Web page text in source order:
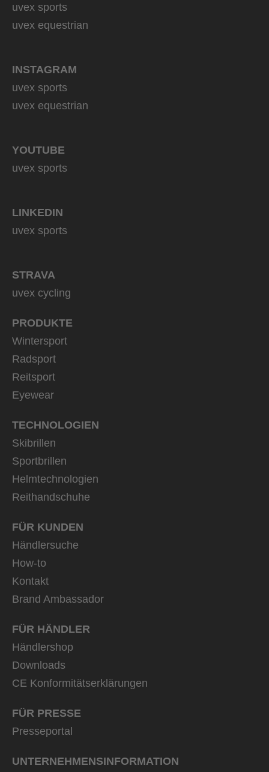
uvex sports
uvex equestrian
INSTAGRAM
uvex sports
uvex equestrian
YOUTUBE
uvex sports
LINKEDIN
uvex sports
STRAVA
uvex cycling
PRODUKTE
Wintersport
Radsport
Reitsport
Eyewear
TECHNOLOGIEN
Skibrillen
Sportbrillen
Helmtechnologien
Reithandschuhe
FÜR KUNDEN
Händlersuche
How-to
Kontakt
Brand Ambassador
FÜR HÄNDLER
Händlershop
Downloads
CE Konformitätserklärungen
FÜR PRESSE
Presseportal
UNTERNEHMENS­INFORMATION